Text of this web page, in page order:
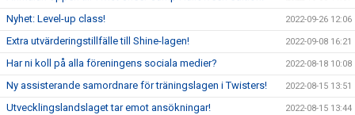
Nyhet: Level-up class! 2022-09-26 12:06
Extra utvärderingstillfälle till Shine-lagen! 2022-09-08 16:21
Har ni koll på alla föreningens sociala medier? 2022-08-18 10:08
Ny assisterande samordnare för träningslagen i Twisters! 2022-08-15 13:51
Utvecklingslandslaget tar emot ansökningar! 2022-08-15 13:44